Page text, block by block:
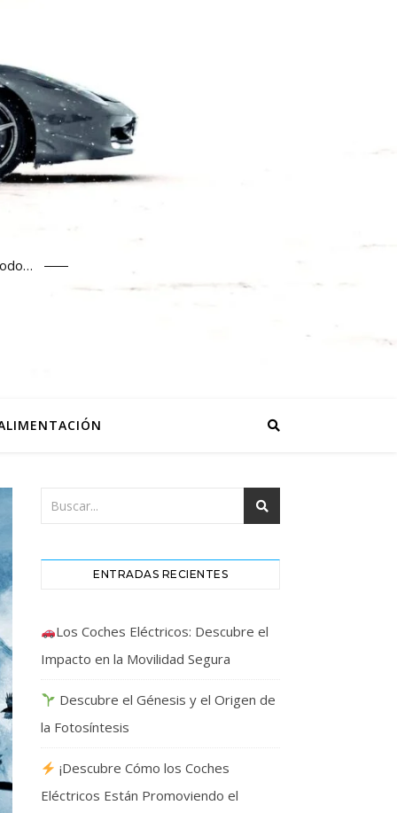
ENTRADAS RECIENTES
Los Coches Eléctricos: Descubre el
Impacto en la Movilidad Segura
Descubre el Génesis y el Origen de
la Fotosíntesis
¡Descubre Cómo los Coches
Eléctricos Están Promoviendo el